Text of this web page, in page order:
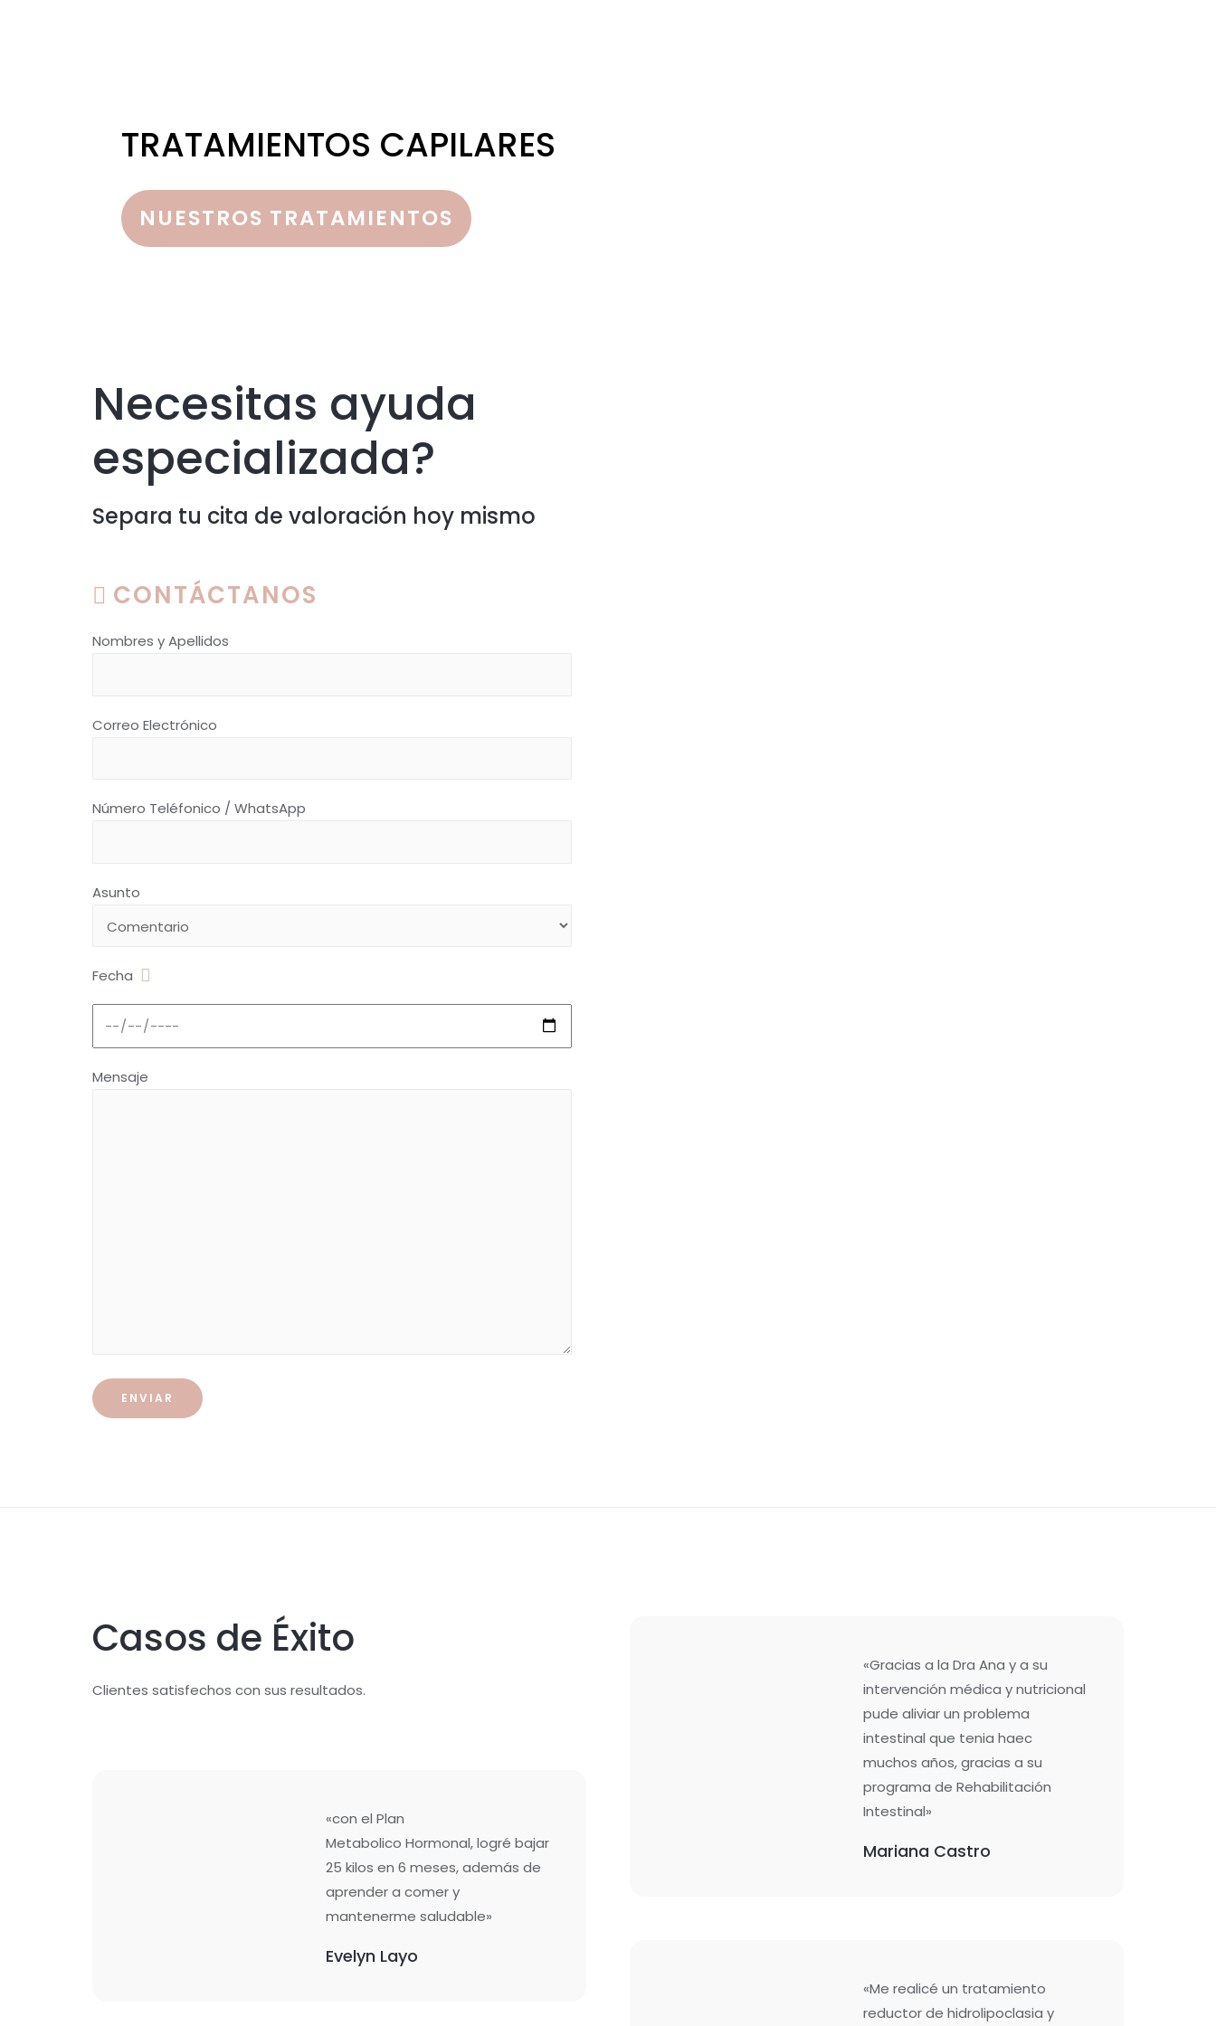
TRATAMIENTOS CAPILARES
NUESTROS TRATAMIENTOS
Necesitas ayuda
especializada?
Separa tu cita de valoración hoy mismo
CONTÁCTANOS
Nombres y Apellidos
Correo Electrónico
Número Teléfonico / WhatsApp
Asunto
Fecha
Mensaje
Casos de Éxito
Clientes satisfechos con sus resultados.
«con el Plan
Metabolico Hormonal, logré bajar
25 kilos en 6 meses, además de
aprender a comer y
mantenerme saludable»
Evelyn Layo
«Gracias a la Dra Ana y a su
intervención médica y nutricional
pude aliviar un problema
intestinal que tenia haec
muchos años, gracias a su
programa de Rehabilitación
Intestinal»
Mariana Castro
«Me realicé un tratamiento
reductor de hidrolipoclasia y